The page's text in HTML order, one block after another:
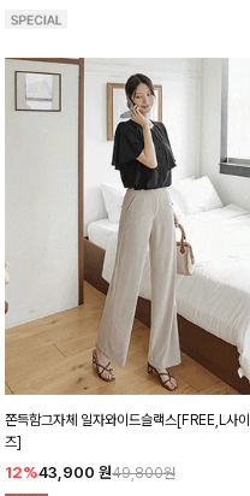
쫀득함그자체 일자와이드슬랙스[FREE,L사이
즈]
12%43,900 원49,800원